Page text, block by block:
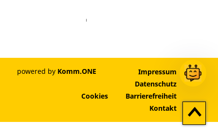
LinkedIn
powered by Komm.ONE
Impressum
Datenschutz
Cookies
Barrierefreiheit
Kontakt
Zum